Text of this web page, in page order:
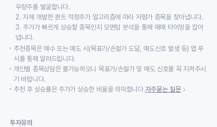
우량주를 발굴합니다.
2. 자체 개발한 퀀트 적정주가 알고리즘에 따라 저평가 종목을 찾아냅니다.
3. 주가가 빠르게 상승할 종목인지 모멘텀 분석을 통해 매매 타이밍을 잡아
냅니다.
추천종목은 매수 또는 매도 시(목표가/손절가 도달, 매도신호 발생 등) 앱 푸
시를 통해 알려드립니다.
개인별 종목상담은 불가능하오니 목표가/손절가 및 매도 신호를 꼭 지켜주시
기 바랍니다.
추천 후 상승률은 주가가 상승한 비율을 의미합니다.자주묻는 질문
투자유의